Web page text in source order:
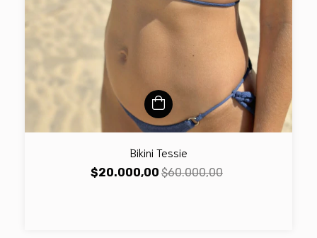
Bikini Tessie
$20.000,00 $60.000,00